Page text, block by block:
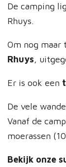
De camping
Rhuys.
Om nog maar
Rhuys,
Er is ook een
De vele
Vanaf de
moerassen
Bekijk onze